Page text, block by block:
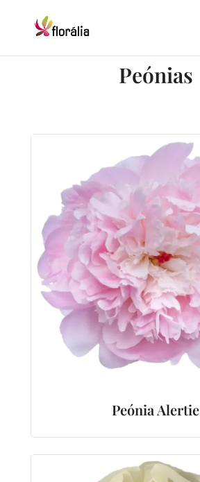
Peónias
Peónia Alertie